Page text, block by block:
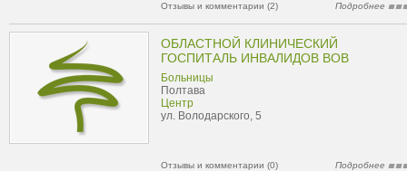
Отзывы и комментарии (2) Подробнее
ОБЛАСТНОЙ КЛИНИЧЕСКИЙ
ГОСПИТАЛЬ ИНВАЛИДОВ ВОВ
Больницы
Полтава
Центр
ул. Володарского, 5
Отзывы и комментарии (0) Подробнее